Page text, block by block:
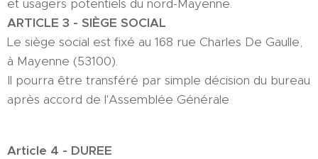
et usagers potentiels du nord-Mayenne.
ARTICLE 3 - SIÈGE SOCIAL
Le siège social est fixé au 168 rue Charles De Gaulle,
à Mayenne (53100).
Il pourra être transféré par simple décision du bureau
après accord de l'Assemblée Générale
Article 4 - DUREE